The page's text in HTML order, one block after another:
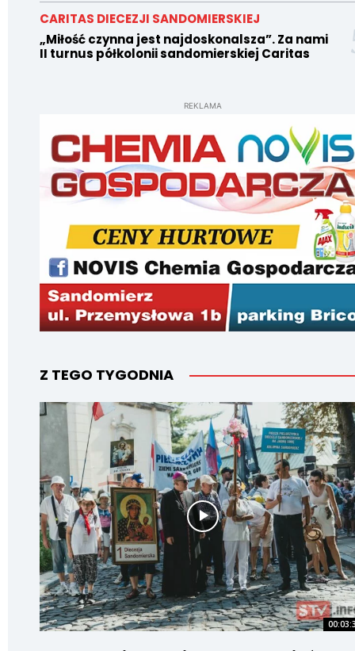
CARITAS DIECEZJI SANDOMIERSKIEJ
„Miłość czynna jest najdoskonalsza”. Za nami
II turnus półkolonii sandomierskiej Caritas
REKLAMA
Z TEGO TYGODNIA